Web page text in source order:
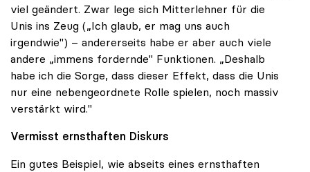
viel geändert. Zwar lege sich Mitterlehner für die
Unis ins Zeug („Ich glaub, er mag uns auch
irgendwie") – andererseits habe er aber auch viele
andere „immens fordernde" Funktionen. „Deshalb
habe ich die Sorge, dass dieser Effekt, dass die Unis
nur eine nebengeordnete Rolle spielen, noch massiv
verstärkt wird."
Vermisst ernsthaften Diskurs
Ein gutes Beispiel, wie abseits eines ernsthaften